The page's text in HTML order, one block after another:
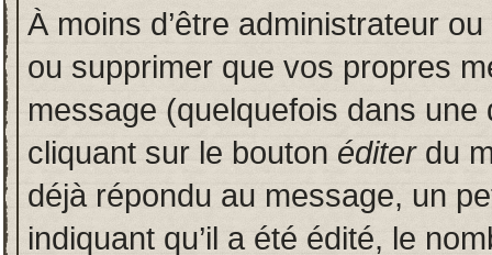
À moins d’être administrateur
ou supprimer que vos propres
message (quelquefois dans
cliquant sur le bouton éditerdu
déjà répondu au message, un
indiquant qu’il a été édité, le